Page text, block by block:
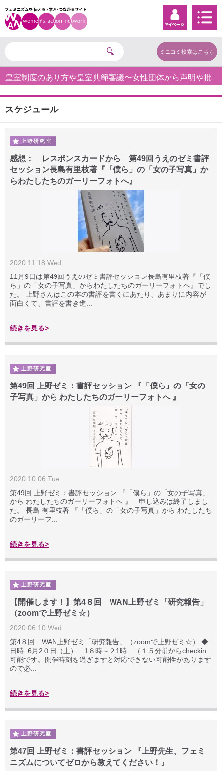
ミニコミ検索はこちら
皇室制度のあり方や皇室典範審議〜女性団体から声明や批
スケジュール
感想： レスポンスカードから 第49回うえのゼミ書評
セッション長島有里枝著『「僕ら」の「女の子写真」か
らわたしたちのガーリーフォトへ』
2020.11.18 Wed
11月9日は第49回うえのゼミ書評セッション長島有里枝著『「僕
ら」の「女の子写真」からわたしたちのガーリーフォトへ』でし
た。 上野さんはこの本の書評を書くにあたり、あまりに内容が
面白くて、書評を書き進...
続きを見る>
第49回 上野ゼミ：書評セッション 『「僕ら」の「女の
子写真」から わたしたちのガーリーフォトへ 』
2020.10.06 Tue
第49回 上野ゼミ：書評セッション 『「僕ら」の「女の子写真」
から わたしたちのガーリーフォトへ 』 申し込みは終了しまし
た。 長島 有里枝著 『「僕ら」の「女の子写真」から わたしたち
のガーリーフ...
続きを見る>
【開催します！】第4８回 WAN上野ゼミ「研究報告」
（zoomで上野ゼミ☆）
2020.06.10 Wed
第4８回 WAN上野ゼミ「研究報告」（zoomで上野ゼミ☆） ◆
日時: 6月2０日（土） 1８時～２1時 （１５分前からcheckin
可能です。開催時刻を過ぎますと対応できない可能性があります
ので必...
続きを見る>
第47回 上野ゼミ：書評セッション 『上野先生、フェミ
ニズムについてゼロから教えてください！』